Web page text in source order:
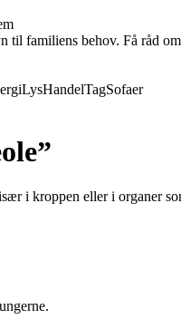
til familiens behov. Få råd
LysHandelTagSofaer
i kroppen eller i organer